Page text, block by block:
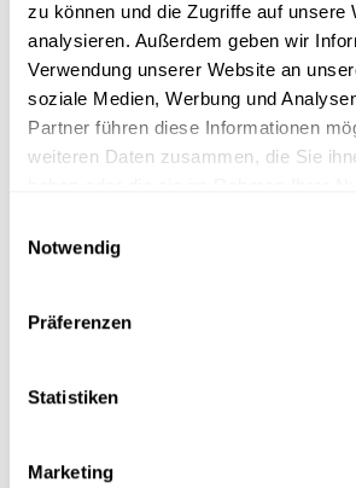
zu können und die Zugriffe auf unsere
analysieren. Außerdem geben wir
Verwendung unserer Website an
soziale Medien, Werbung und
Partner führen diese Informationen
weiteren Daten zusammen, die Sie
Notwendig
Präferenzen
Statistiken
Marketing
Events
„SCIENCE MEETS MUSIC“ AM 1. MAI
Wenn aus Farben Töne
Harbisson beim Auftakt von
implantierten Antenne Farben hören. Wie